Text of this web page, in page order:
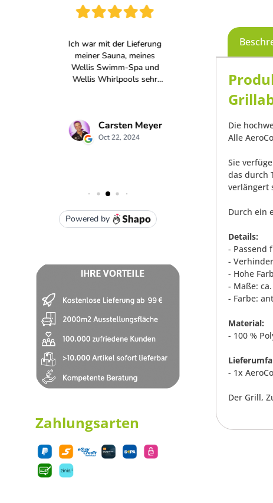
Zahlungsarten
Die
Alle
Sie
das durch
verlängert
Durch ein
Details:
- Passend
-
- Hohe
- Maße:
- Farbe:
Material:
- 100 %
- 1x
Der Grill,